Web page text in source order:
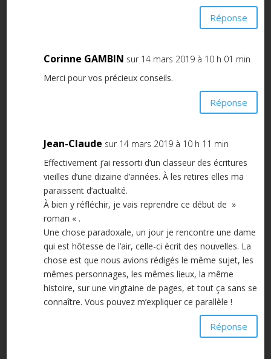
Réponse
Corinne GAMBIN sur 14 mars 2019 à 10 h 01 min
Merci pour vos précieux conseils.
Réponse
Jean-Claude sur 14 mars 2019 à 10 h 11 min
Effectivement j’ai ressorti d’un classeur des écritures
vieilles d’une dizaine d’années. À les retires elles ma
paraissent d’actualité.
À bien y réfléchir, je vais reprendre ce début de »
roman « .
Une chose paradoxale, un jour je rencontre une dame
qui est hôtesse de l’air, celle-ci écrit des nouvelles. La
chose est que nous avions rédigés le même sujet, les
mêmes personnages, les mêmes lieux, la même
histoire, sur une vingtaine de pages, et tout ça sans se
connaître. Vous pouvez m’expliquer ce parallèle !
Réponse